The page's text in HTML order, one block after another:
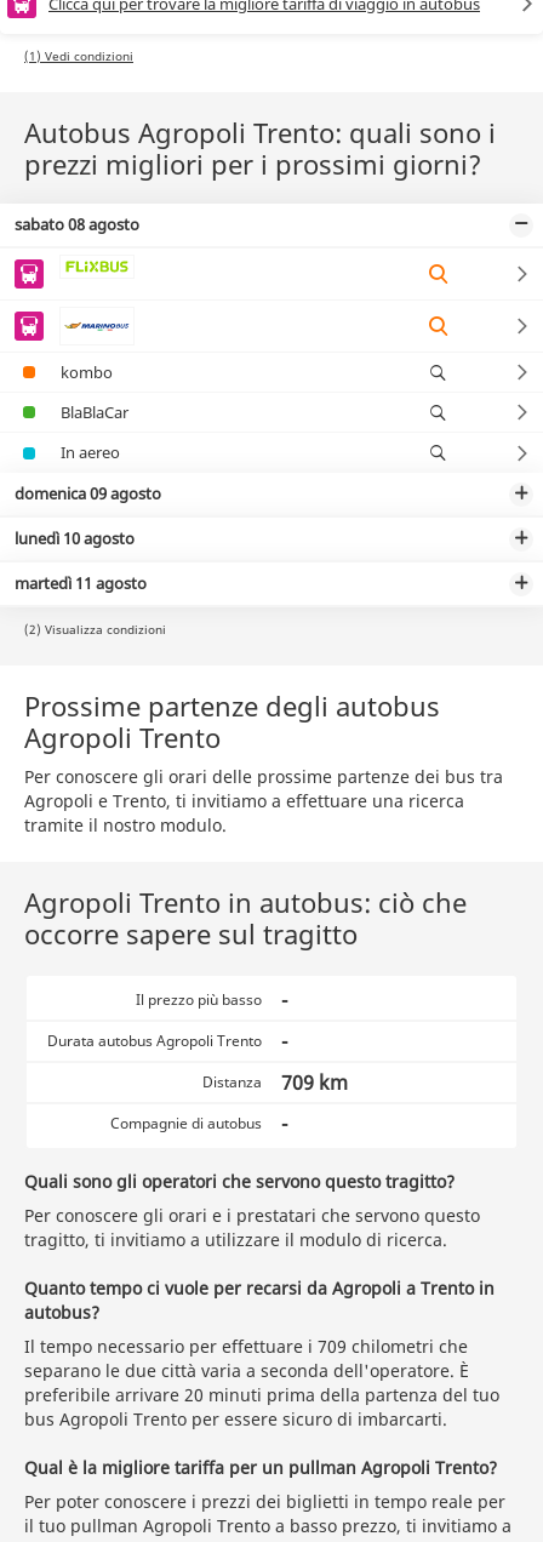
(1) Vedi condizioni
Autobus Agropoli Trento: quali sono i
prezzi migliori per i prossimi giorni?
sabato 08 agosto
kombo
BlaBlaCar
In aereo
domenica 09 agosto
lunedì 10 agosto
martedì 11 agosto
(2) Visualizza condizioni
Prossime partenze degli autobus
Agropoli Trento
Per conoscere gli orari delle prossime partenze dei bus tra
Agropoli e Trento, ti invitiamo a effettuare una ricerca
tramite il nostro modulo.
Agropoli Trento in autobus: ciò che
occorre sapere sul tragitto
Il prezzo più basso -
Durata autobus Agropoli Trento -
Distanza 709 km
Compagnie di autobus -
Quali sono gli operatori che servono questo tragitto?
Per conoscere gli orari e i prestatari che servono questo
tragitto, ti invitiamo a utilizzare il modulo di ricerca.
Quanto tempo ci vuole per recarsi da Agropoli a Trento in
autobus?
Il tempo necessario per effettuare i 709 chilometri che
separano le due città varia a seconda dell'operatore. È
preferibile arrivare 20 minuti prima della partenza del tuo
bus Agropoli Trento per essere sicuro di imbarcarti.
Qual è la migliore tariffa per un pullman Agropoli Trento?
Per poter conoscere i prezzi dei biglietti in tempo reale per
il tuo pullman Agropoli Trento a basso prezzo, ti invitiamo a